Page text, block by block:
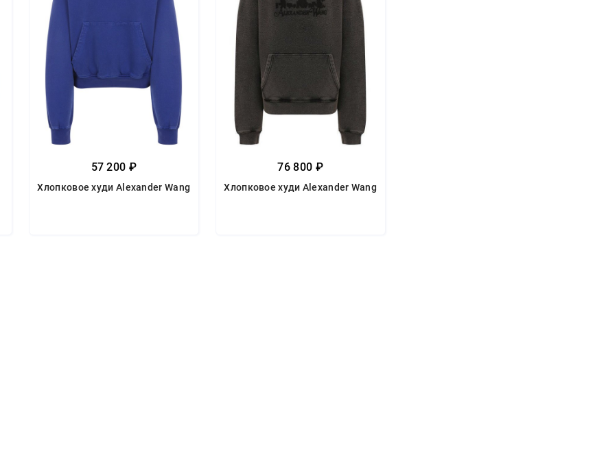
57 200 ₽
Хлопковое худи Alexander Wang
76 800 ₽
Хлопковое худи Alexander Wang